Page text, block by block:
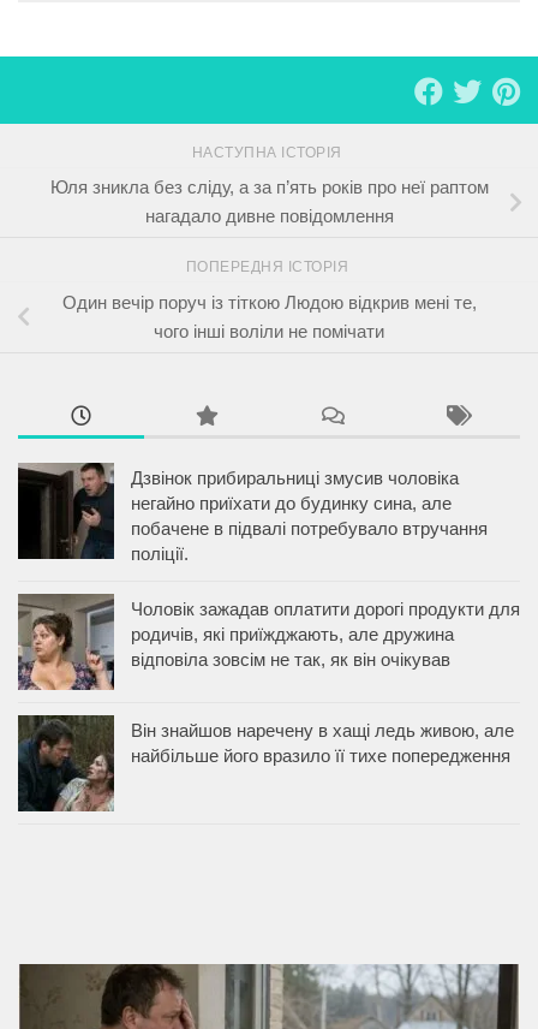
НАСТУПНА ІСТОРІЯ
Юля зникла без сліду, а за п’ять років про неї раптом
нагадало дивне повідомлення
ПОПЕРЕДНЯ ІСТОРІЯ
Один вечір поруч із тіткою Людою відкрив мені те,
чого інші воліли не помічати
Дзвінок прибиральниці змусив чоловіка
негайно приїхати до будинку сина, але
побачене в підвалі потребувало втручання
поліції.
Чоловік зажадав оплатити дорогі продукти для
родичів, які приїжджають, але дружина
відповіла зовсім не так, як він очікував
Він знайшов наречену в хащі ледь живою, але
найбільше його вразило її тихе попередження